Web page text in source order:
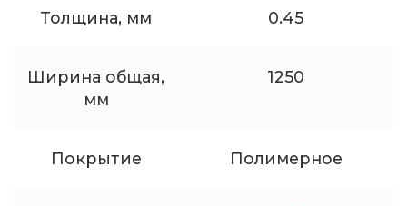
Толщина, мм 0.45
Ширина общая,
мм
1250
Покрытие Полимерное